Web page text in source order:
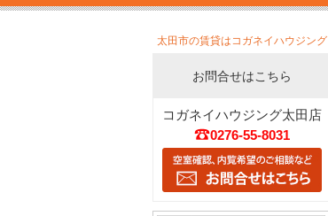
太田市の賃貸はコガネイハウジング
お問合せはこちら
コガネイハウジング太田店
0276-55-8031